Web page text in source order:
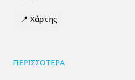
📍 Χάρτης
ΠΕΡΙΣΣΟΤΕΡΑ